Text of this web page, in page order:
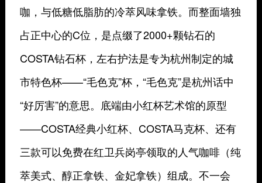
咖，与低糖低脂肪的冷萃风味拿铁。而整面墙独
占正中心的C位，是点缀了2000+颗钻石的
COSTA钻石杯，左右护法是专为杭州制定的城
市特色杯——“毛色克”杯，“毛色克”是杭州话中
“好厉害”的意思。底端由小红杯艺术馆的原型
——COSTA经典小红杯、COSTA马克杯、还有
三款可以免费在红卫兵岗亭领取的人气咖啡（纯
萃美式、醇正拿铁、金妃拿铁）组成。不一会